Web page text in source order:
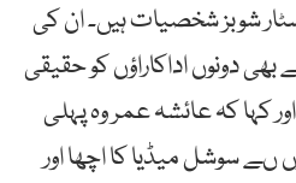
شوبز شخصیات ہیں۔ ان کی
بھی دونوں اداکاراؤں کو حقیقی
کہا کہ عائشہ عمر وہ پہلی
سوشل میڈیا کا اچھا اور